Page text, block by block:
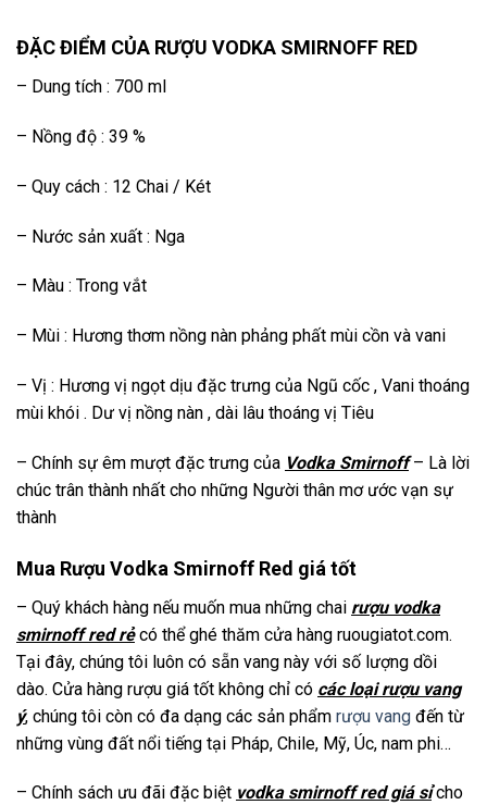
ĐẶC ĐIỂM CỦA RƯỢU VODKA SMIRNOFF RED
– Dung tích : 700 ml
– Nồng độ : 39 %
– Quy cách : 12 Chai / Két
– Nước sản xuất : Nga
– Màu : Trong vắt
– Mùi : Hương thơm nồng nàn phảng phất mùi cồn và vani
– Vị : Hương vị ngọt dịu đặc trưng của Ngũ cốc , Vani thoáng
mùi khói . Dư vị nồng nàn , dài lâu thoáng vị Tiêu
– Chính sự êm mượt đặc trưng của Vodka Smirnoff– Là lời
chúc trân thành nhất cho những Người thân mơ ước vạn sự
thành
Mua Rượu Vodka Smirnoff Red giá tốt
– Quý khách hàng nếu muốn mua những chai rượu vodka
smirnoff red rẻcó thể ghé thăm cửa hàng ruougiatot.com.
Tại đây, chúng tôi luôn có sẵn vang này với số lượng dồi
dào. Cửa hàng rượu giá tốt không chỉ có các loại rượu vang
ý, chúng tôi còn có đa dạng các sản phẩm rượu vang đến từ
những vùng đất nổi tiếng tại Pháp, Chile, Mỹ, Úc, nam phi…
– Chính sách ưu đãi đặc biệt vodka smirnoff red giá sỉcho